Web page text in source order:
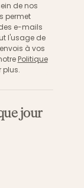
de nos
permet
e-mails
l'usage de
à vos
Politique
plus.
jour